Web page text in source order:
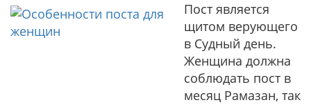
Пост является
щитом верующего
в Судный день.
Женщина должна
соблюдать пост в
месяц Рамазан, так